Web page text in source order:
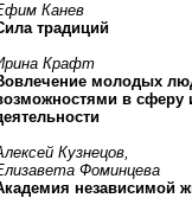
Канев
традиций
Крафт
молодых
в сферу
Кузнецов,
Фоминцева
независимой